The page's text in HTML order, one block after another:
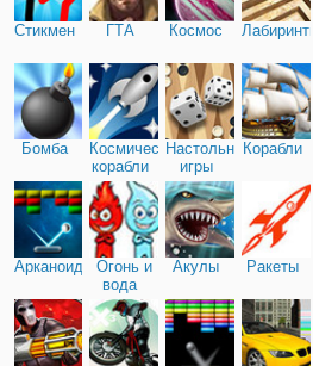
Стикмен ГТА Космос Лабиринты
Бомба
Космические
корабли
Настольные
игры
Корабли
Арканоид
Огонь и
вода
Акулы Ракеты